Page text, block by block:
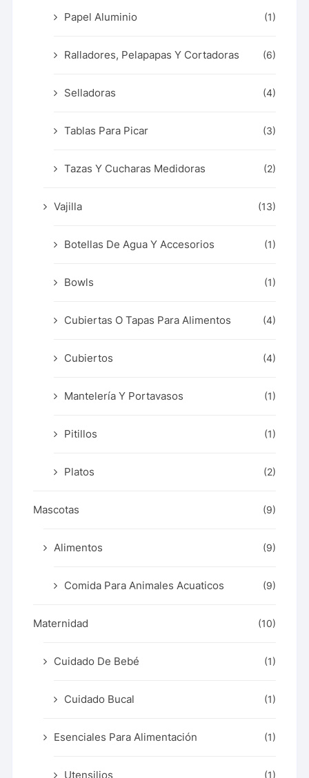
Papel Aluminio (1)
Ralladores, Pelapapas Y Cortadoras (6)
Selladoras (4)
Tablas Para Picar (3)
Tazas Y Cucharas Medidoras (2)
Vajilla (13)
Botellas De Agua Y Accesorios (1)
Bowls (1)
Cubiertas O Tapas Para Alimentos (4)
Cubiertos (4)
Mantelería Y Portavasos (1)
Pitillos (1)
Platos (2)
Mascotas (9)
Alimentos (9)
Comida Para Animales Acuaticos (9)
Maternidad (10)
Cuidado De Bebé (1)
Cuidado Bucal (1)
Esenciales Para Alimentación (1)
Utensilios (1)